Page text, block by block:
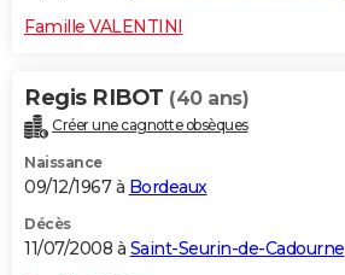
Famille VALENTINI
Regis RIBOT (40 ans)
Créer une cagnotte obsèques
Naissance
09/12/1967 à Bordeaux
Décès
11/07/2008 à Saint-Seurin-de-Cadourne